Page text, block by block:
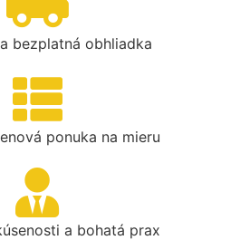
bezplatná obhliadka
ponuka na mieru
a bohatá prax